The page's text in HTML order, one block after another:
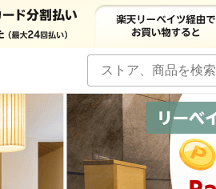
イベント一覧 シ